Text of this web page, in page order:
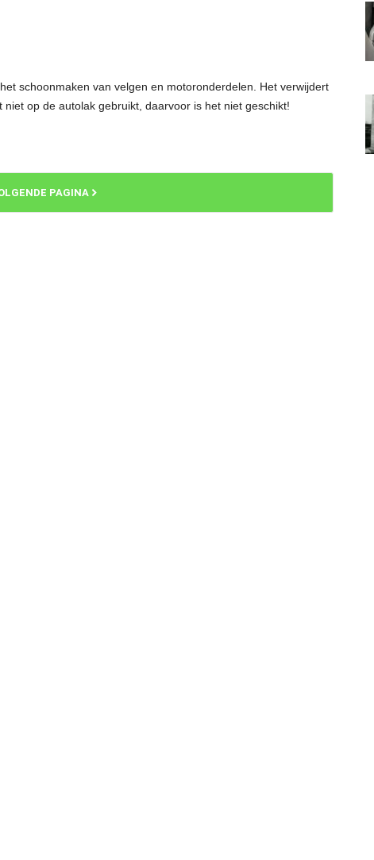
schoonmaken van velgen en motoronderdelen. Het verwijdert
op de autolak gebruikt, daarvoor is het niet geschikt!
PAGINA